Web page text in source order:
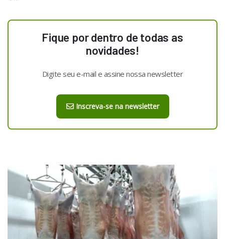
Fique por dentro de todas as
novidades!
Digite seu e-mail e assine nossa newsletter
Inscreva-se na newsletter